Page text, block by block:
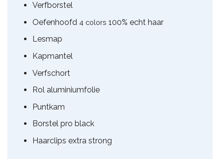
Verfborstel
Oefenhoofd 4 colors 100% echt haar
Lesmap
Kapmantel
Verfschort
Rol aluminiumfolie
Puntkam
Borstel pro black
Haarclips extra strong